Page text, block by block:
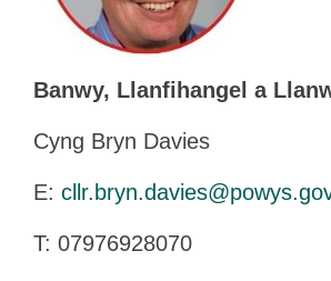
Banwy, Llanfihangel a
Cyng Bryn Davies
E:
T: 07976928070